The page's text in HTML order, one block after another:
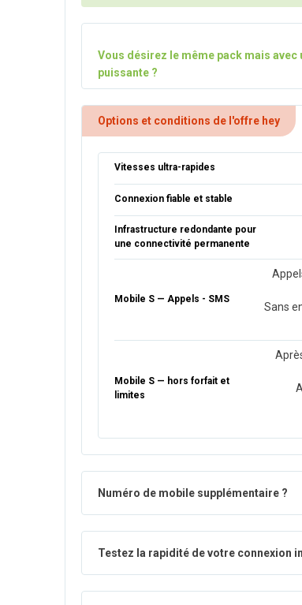
Vous désirez le même pack mais avec
puissante ?
Options et conditions de l'offre hey
Vitesses ultra-rapides
Connexion fiable et stable
Infrastructure redondante pour
une connectivité permanente
Mobile S — Appels - SMS
Sans
Mobile S — hors forfait et
limites
Numéro de mobile supplémentaire ?
Testez la rapidité de votre connexion